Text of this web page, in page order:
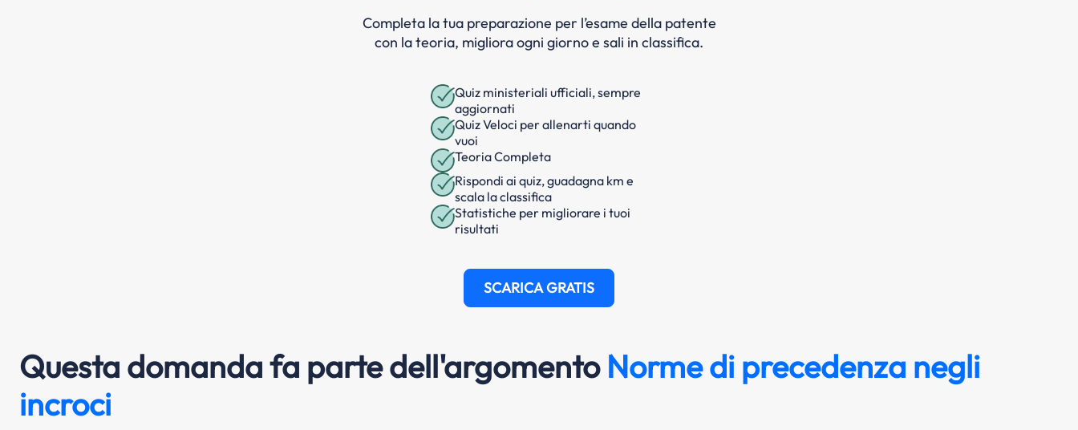
Completa la tua preparazione per l’esame della patente
con la teoria, migliora ogni giorno e sali in classifica.
Quiz ministeriali ufficiali, sempre
aggiornati
Quiz Veloci per allenarti quando
vuoi
Teoria Completa
Rispondi ai quiz, guadagna km e
scala la classifica
Statistiche per migliorare i tuoi
risultati
SCARICA GRATIS
Questa domanda fa parte dell'argomento Norme di precedenza negli
incroci